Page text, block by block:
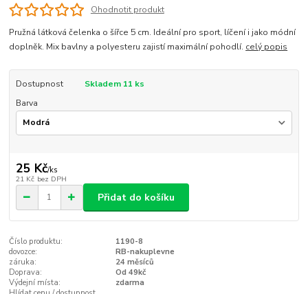
Ohodnotit produkt
Pružná látková čelenka o šířce 5 cm. Ideální pro sport, líčení i jako módní
doplněk. Mix bavlny a polyesteru zajistí maximální pohodlí. celý popis
Dostupnost
Skladem 11 ks
Barva
25 Kč/ks
21 Kč bez DPH
Přidat do košíku
Číslo produktu:
1190-8
dovozce:
RB-nakuplevne
záruka:
24 měsíců
Doprava:
Od 49kč
Výdejní místa:
zdarma